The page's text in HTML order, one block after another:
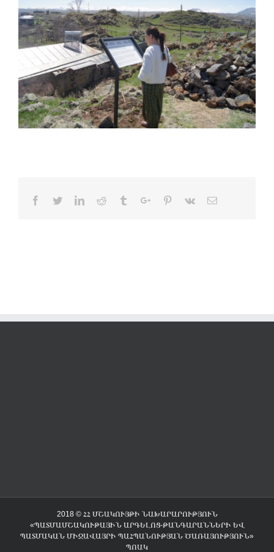
Facebook
TwitterLinkedinReddit TumblrGoogle+Pinterest
Vk Email
2018 © ՀՀ ՄՇԱԿՈՒՅԹԻ ՆԱԽԱՐԱՐՈՒԹՅՈՒՆ
«ՊԱՏՄԱՄՇԱԿՈՒԹԱՅԻՆ ԱՐԳԵԼՈՑ-ԹԱՆԳԱՐԱՆՆԵՐԻ ԵՎ
ՊԱՏՄԱԿԱՆ ՄԻՋԱՎԱՅՐԻ ՊԱՀՊԱՆՈՒԹՅԱՆ ԾԱՌԱՅՈՒԹՅՈՒՆ»
ՊՈԱԿ